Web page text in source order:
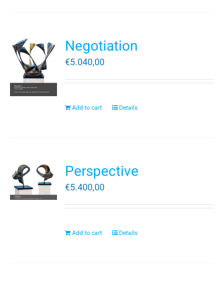
Negotiation
€5.040,00
Add to cart Details
Perspective
€5.400,00
Add to cart Details